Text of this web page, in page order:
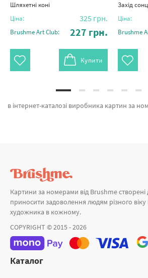
Шляхетні коні
Ціна: 325 грн.
Brushme Art Club: 227 грн.
Купити
Захід
Ціна:
Brushme
в інтернет-каталозі виробника картин за номерами brushme.com.ua. На сторінці дуже легко обрати Картина за номерами Ветряная мельница від кращого бренду Brushme який вражає дизайном. Весь асортимент розділу «» ідеально підходить для подарунка. Туманна прогулянка, Золотиста осінь у горах и Райський куточок а также широкий вибір продукції за прийнятною ціною. Придбавши Ван Гог
Картини за номерами від Brushme
приносити задоволення людям різного віку
художника в кожному.
COPYRIGHT © 2015 - 2026
Каталог